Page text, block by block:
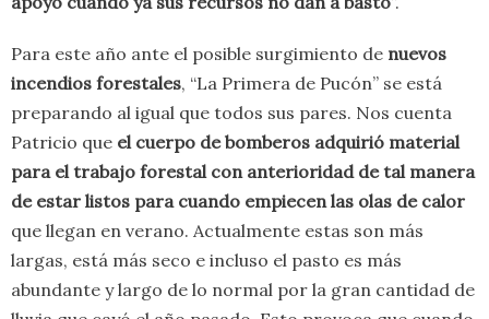
Para este año ante el posible surgimiento de nuevos
incendios forestales, “La Primera de Pucón” se está
preparando al igual que todos sus pares. Nos cuenta
Patricio que el cuerpo de bomberos adquirió material
para el trabajo forestal con anterioridad de tal manera
de estar listos para cuando empiecen las olas de calor
que llegan en verano. Actualmente estas son más
largas, está más seco e incluso el pasto es más
abundante y largo de lo normal por la gran cantidad de